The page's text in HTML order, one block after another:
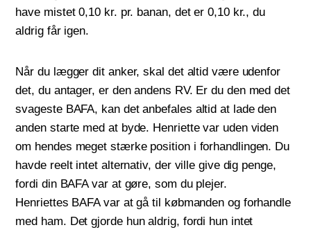
have mistet 0,10 kr. pr. banan, det er 0,10 kr., du
aldrig får igen.
Når du lægger dit anker, skal det altid være udenfor
det, du antager, er den andens RV. Er du den med det
svageste BAFA, kan det anbefales altid at lade den
anden starte med at byde. Henriette var uden viden
om hendes meget stærke position i forhandlingen. Du
havde reelt intet alternativ, der ville give dig penge,
fordi din BAFA var at gøre, som du plejer.
Henriettes BAFA var at gå til købmanden og forhandle
med ham. Det gjorde hun aldrig, fordi hun intet